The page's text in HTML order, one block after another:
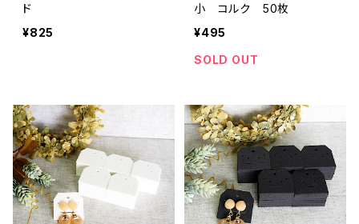
ド
¥825
小 コルク 50枚
¥495
SOLD OUT